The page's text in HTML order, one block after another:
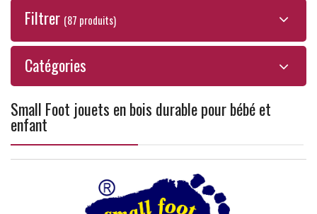
Filtrer (87 produits)
Catégories
Small Foot jouets en bois durable pour bébé et
enfant